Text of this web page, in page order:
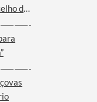
de